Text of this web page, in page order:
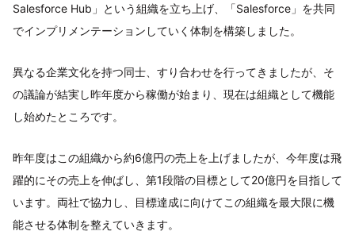
Salesforce Hub」という組織を立ち上げ、「Salesforce」を共同
でインプリメンテーションしていく体制を構築しました。
異なる企業文化を持つ同士、すり合わせを行ってきましたが、そ
の議論が結実し昨年度から稼働が始まり、現在は組織として機能
し始めたところです。
昨年度はこの組織から約6億円の売上を上げましたが、今年度は飛
躍的にその売上を伸ばし、第1段階の目標として20億円を目指して
います。両社で協力し、目標達成に向けてこの組織を最大限に機
能させる体制を整えていきます。